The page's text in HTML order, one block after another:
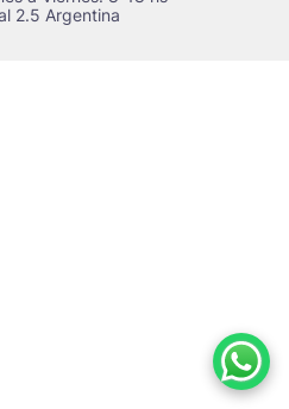
2.5 Argentina